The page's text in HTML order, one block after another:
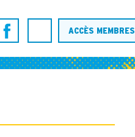
ACCÈS MEMBRES